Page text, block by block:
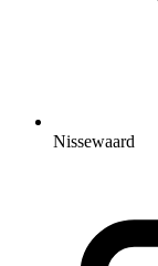
Nissewaard